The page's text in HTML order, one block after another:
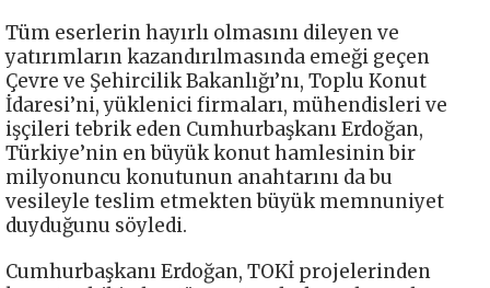
Tüm eserlerin hayırlı olmasını dileyen ve
yatırımların kazandırılmasında emeği geçen
Çevre ve Şehircilik Bakanlığı’nı, Toplu Konut
İdaresi’ni, yüklenici firmaları, mühendisleri ve
işçileri tebrik eden Cumhurbaşkanı Erdoğan,
Türkiye’nin en büyük konut hamlesinin bir
milyonuncu konutunun anahtarını da bu
vesileyle teslim etmekten büyük memnuniyet
duyduğunu söyledi.
Cumhurbaşkanı Erdoğan, TOKİ projelerinden